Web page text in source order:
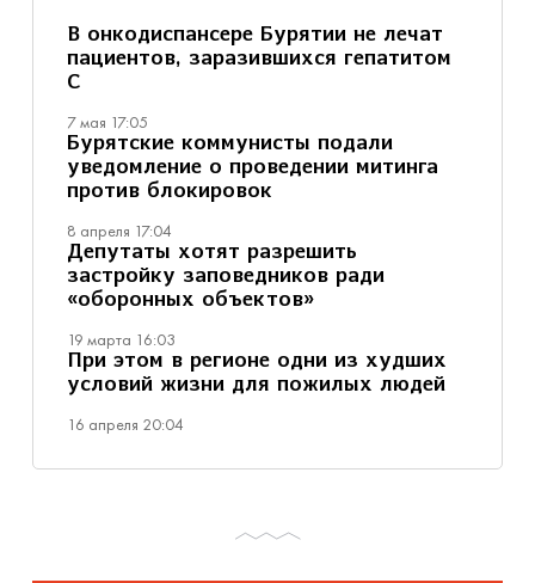
В онкодиспансере Бурятии не лечат
пациентов, заразившихся гепатитом
С
7 мая 17:05
Бурятские коммунисты подали
уведомление о проведении митинга
против блокировок
8 апреля 17:04
Депутаты хотят разрешить
застройку заповедников ради
«оборонных объектов»
19 марта 16:03
При этом в регионе одни из худших
условий жизни для пожилых людей
16 апреля 20:04